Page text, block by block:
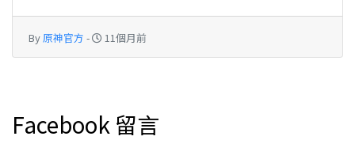
By原神官方 - 11個月前
Facebook 留言